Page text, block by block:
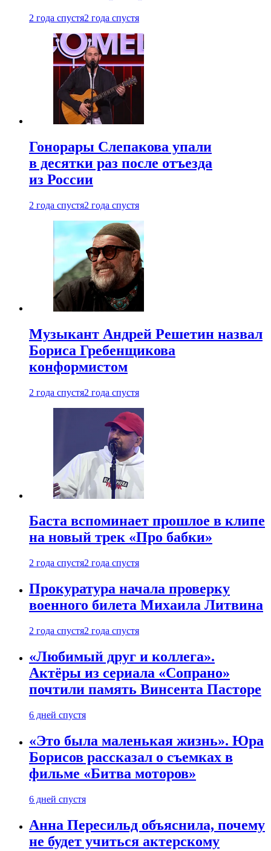
2 года спустя2 года спустя
Гонорары Слепакова упали
в десятки раз после отъезда
из России
2 года спустя2 года спустя
Музыкант Андрей Решетин назвал
Бориса Гребенщикова
конформистом
2 года спустя2 года спустя
Баста вспоминает прошлое в клипе
на новый трек «Про бабки»
2 года спустя2 года спустя
Прокуратура начала проверку
военного билета Михаила Литвина
2 года спустя2 года спустя
«Любимый друг и коллега».
Актёры из сериала «Сопрано»
почтили память Винсента Пасторе
6 дней спустя
«Это была маленькая жизнь». Юра
Борисов рассказал о съемках в
фильме «Битва моторов»
6 дней спустя
Анна Пересильд объяснила, почему
не будет учиться актерскому